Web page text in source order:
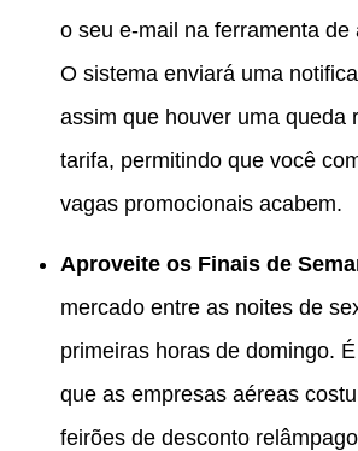
o seu e-mail na ferramenta de
O sistema enviará uma
assim que houver uma queda
tarifa, permitindo que você
vagas promocionais acabem.
Aproveite os Finais de
mercado entre as noites de
primeiras horas de domingo.
que as empresas aéreas
feirões de desconto